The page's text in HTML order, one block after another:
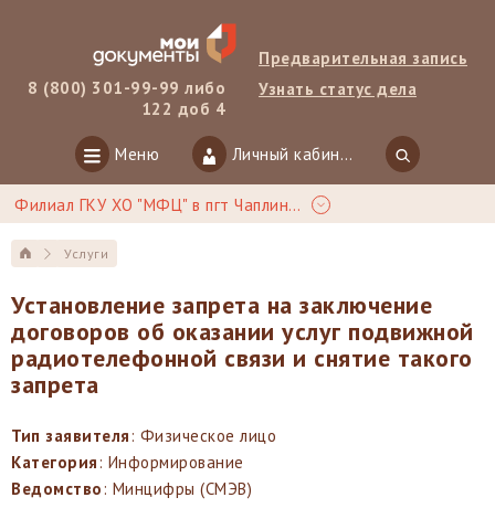
8 (800) 301-99-99 либо
122 доб 4
Предварительная запись
Узнать статус дела
Меню Личный кабинет
Филиал ГКУ ХО "МФЦ" в пгт Чаплинка
Услуги
Установление запрета на заключение
договоров об оказании услуг подвижной
радиотелефонной связи и снятие такого
запрета
Тип заявителя: Физическое лицо
Категория: Информирование
Ведомство: Минцифры (СМЭВ)